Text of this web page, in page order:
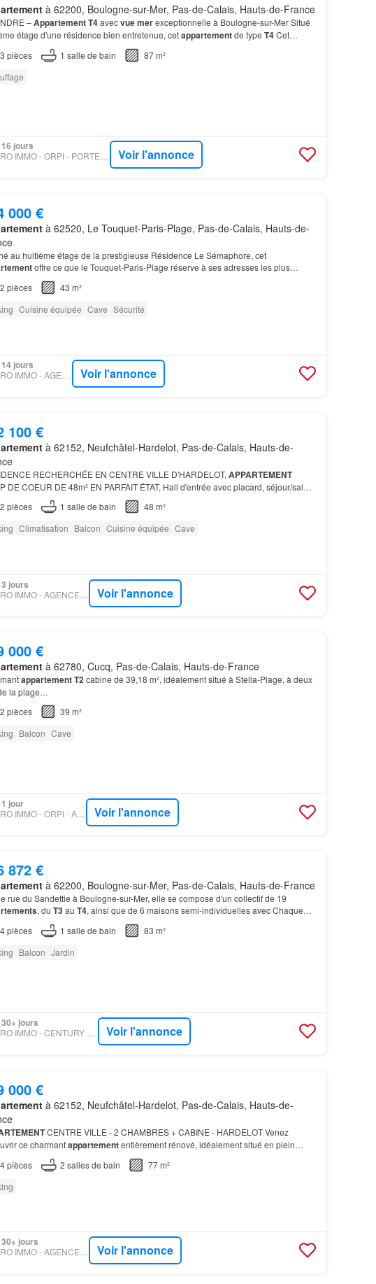
à 62200, Boulogne-sur-Mer, Pas-de-Calais, Hauts-de-France
–Appartement T4avecvue merexceptionnelle à Boulogne-sur-Mer Situé
étage d'une résidence bien entretenue, cetappartementde type T4Cet
est une opportunité rare sur le marché, pour convenir d'…
3 pièces 1 salle de bain
87 m²
jours
Voir l'annonce
000 €
à 62520, Le Touquet-Paris-Plage, Pas-de-Calais, Hauts-de-
au huitième étage de la prestigieuse Résidence Le Sémaphore, cet
offre ce que le Touquet-Paris-Plage réserve à ses adresses les plus
unevue mer
2 pièces
43 m²
Cuisine équipée Cave Sécurité
jours
Voir l'annonce
100 €
à 62152, Neufchâtel-Hardelot, Pas-de-Calais, Hauts-de-
RECHERCHÉE EN CENTRE VILLE D'HARDELOT, APPARTEMENT
DE COEUR DE 48m² EN PARFAIT ÉTAT, Hall d'entrée avec placard, séjour/salon
expo Sud Ouest
, cuisine ouverte aménagée et équipée, WC
2 pièces 1 salle de bain
48 m²
Climatisation Balcon Cuisine équipée Cave
jours
Voir l'annonce
000 €
à 62780, Cucq, Pas-de-Calais, Hauts-de-France
appartement T2cabine de 39,18 m², idéalement situé à Stella-Plage, à deux
la plage…
2 pièces
39 m²
Balcon Cave
jour
FIGARO IMMO - ORPI - AGENCE SAPIN Voir l'annonce
872 €
à 62200, Boulogne-sur-Mer, Pas-de-Calais, Hauts-de-France
rue du Sandettie à Boulogne-sur-Mer, elle se compose d'un collectif de 19
, du T3au T4, ainsi que de 6 maisons semi-individuelles avec Chaque
bénéficie d'un extérieur privatif, balcon ou jardin, p…
4pièces 1 salle de bain
83 m²
Balcon Jardin
jours
Voir l'annonce
000 €
à 62152, Neufchâtel-Hardelot, Pas-de-Calais, Hauts-de-
CENTRE VILLE - 2 CHAMBRES + CABINE - HARDELOT Venez
ce charmantappartemententièrement rénové, idéalement situé en plein
Les atouts:
rénové 2 places de parking Local à vélos Résidenc…
4pièces 2 salles de bain
77 m²
jours
FIGARO IMMO - AGENCE COUTHEILLAS Voir l'annonce